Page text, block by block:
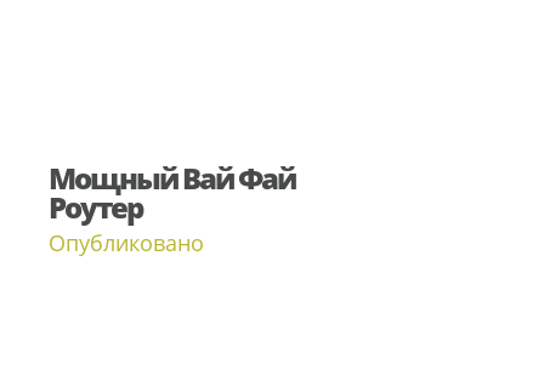
Мощный Вай Фай
Роутер
Опубликовано